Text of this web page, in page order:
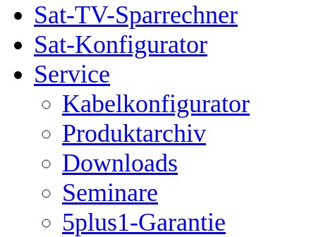
Sat-TV-Sparrechner
Sat-Konfigurator
Service
Kabelkonfigurator
Produktarchiv
Downloads
Seminare
5plus1-Garantie